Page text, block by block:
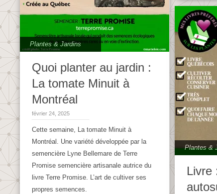
Plantes & Jardins
Quoi planter au jardin :
La tomate Minuit à
Montréal
février 24, 2025
Cette semaine, La tomate Minuit à
Montréal. Une variété développée par la
semencière Lyne Bellemare de Terre
Promise semencière artisanale autrice du
livre Terre Promise. L’art de cultiver ses
propres semences.
Plantes &
Livre